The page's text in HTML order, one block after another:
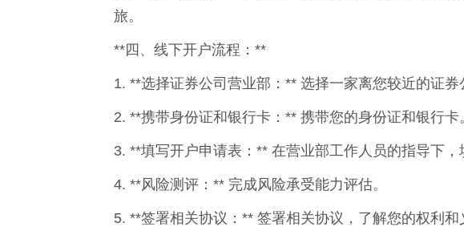
旅。
**四、线下开户流程：**
1. **选择证券公司营业部：** 选择一家离您较近的证券
2. **携带身份证和银行卡：** 携带您的身份证和银行卡
3. **填写开户申请表：** 在营业部工作人员的指导下，
4. **风险测评：** 完成风险承受能力评估。
5. **签署相关协议：** 签署相关协议，了解您的权利和